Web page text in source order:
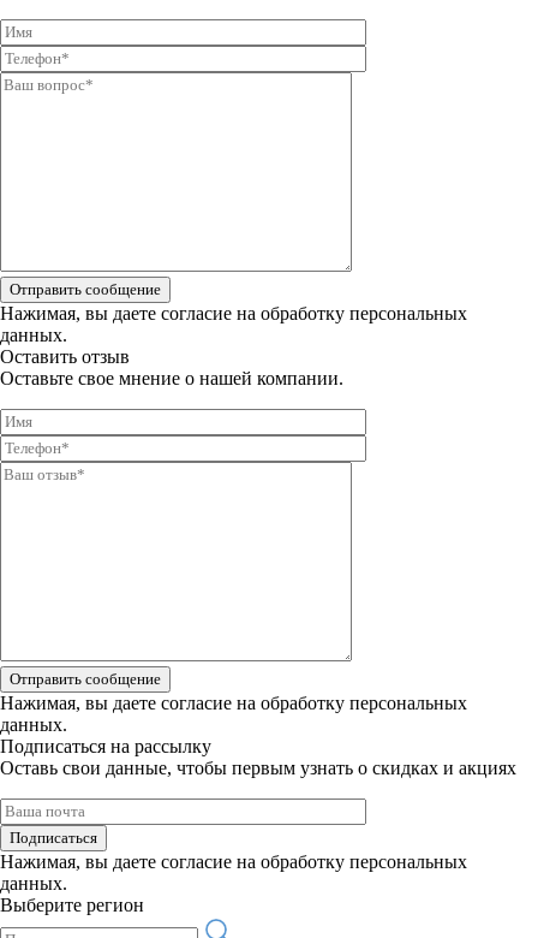
Отправить сообщение
Нажимая, вы даете согласие на обработку персональных
данных.
Оставить отзыв
Оставьте свое мнение о нашей компании.
Отправить сообщение
Нажимая, вы даете согласие на обработку персональных
данных.
Подписаться на рассылку
Оставь свои данные, чтобы первым узнать о скидках и акциях
Подписаться
Нажимая, вы даете согласие на обработку персональных
данных.
Выберите регион